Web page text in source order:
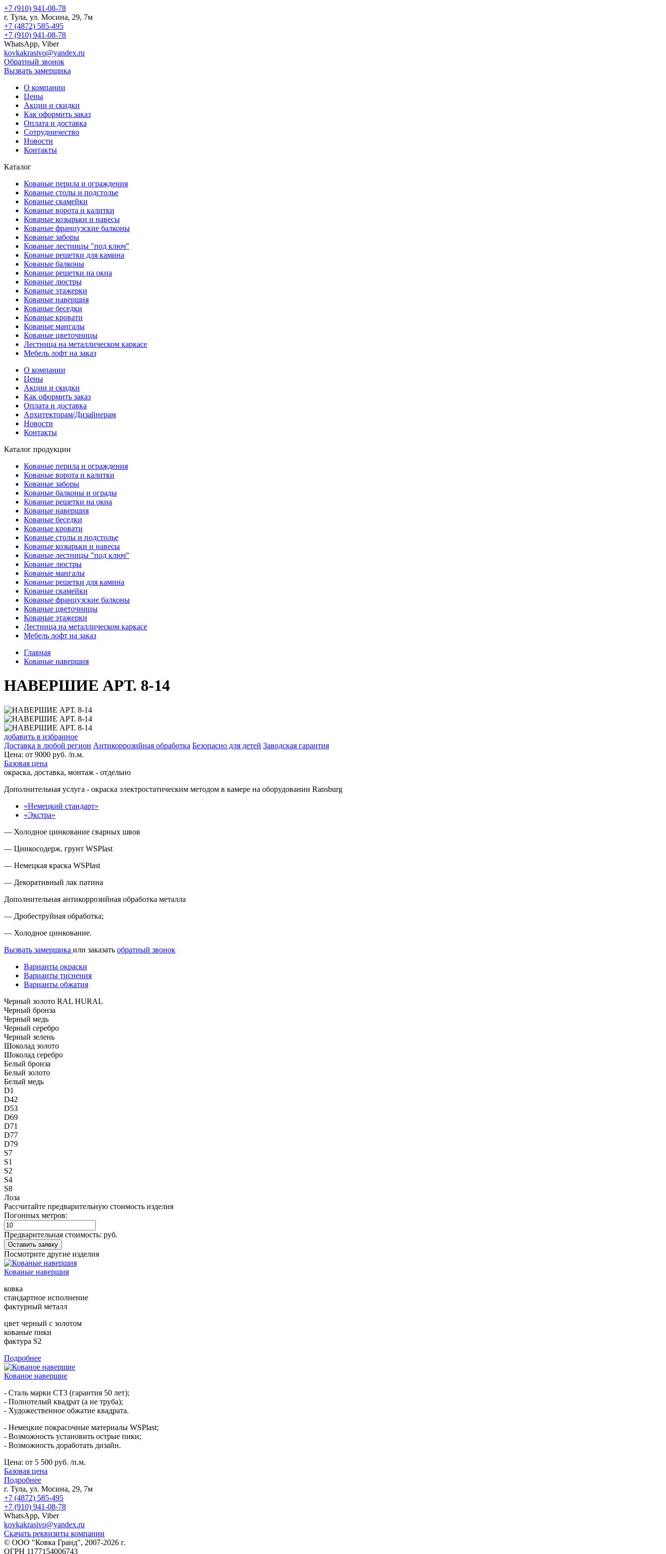
+7 (910) 941-08-78
г. Тула, ул. Мосина, 29, 7м
+7 (4872) 585-495
+7 (910) 941-08-78
WhatsApp, Viber
kovkakrasivo@yandex.ru
Обратный звонок
Вызвать замерщика
О компании
Цены
Акции и скидки
Как оформить заказ
Оплата и доставка
Сотрудничество
Новости
Контакты
Каталог
Кованые перила и ограждения
Кованые столы и подстолье
Кованые скамейки
Кованые ворота и калитки
Кованые козырьки и навесы
Кованые французские балконы
Кованые заборы
Кованые лестницы "под ключ"
Кованые решетки для камина
Кованые балконы
Кованые решетки на окна
Кованые люстры
Кованые этажерки
Кованые навершия
Кованые беседки
Кованые кровати
Кованые мангалы
Кованые цветочницы
Лестница на металлическом каркасе
Мебель лофт на заказ
О компании
Цены
Акции и скидки
Как оформить заказ
Оплата и доставка
Архитекторам/Дизайнерам
Новости
Контакты
Каталог продукции
Кованые перила и ограждения
Кованые ворота и калитки
Кованые заборы
Кованые балконы и ограды
Кованые решетки на окна
Кованые навершия
Кованые беседки
Кованые кровати
Кованые столы и подстолье
Кованые козырьки и навесы
Кованые лестницы "под ключ"
Кованые люстры
Кованые мангалы
Кованые решетки для камина
Кованые скамейки
Кованые французские балконы
Кованые цветочницы
Кованые этажерки
Лестница на металлическом каркасе
Мебель лофт на заказ
Главная
Кованые навершия
НАВЕРШИЕ АРТ. 8-14
добавить в избранное
Доставка в любой регион Антикоррозийная обработка Безопасно для детей Заводская гарантия
Цена: от 9000 руб. /п.м.
Базовая цена
окраска, доставка, монтаж - отдельно
Дополнительная услуга - окраска электростатическим методом в камере на оборудовании Ransburg
«Немецкий стандарт»
«Экстра»
— Холодное цинкование сварных швов
— Цинкосодерж. грунт WSPlast
— Немецкая краска WSPlast
— Декоративный лак патина
Дополнительная антикоррозийная обработка металла
— Дробеструйная обработка;
— Холодное цинкование.
Вызвать замерщика или заказать обратный звонок
Варианты окраски
Варианты тиснения
Варианты обжатия
Черный золото RAL HURAL
Черный бронза
Черный медь
Черный серебро
Черный зелень
Шоколад золото
Шоколад серебро
Белый бронза
Белый золото
Белый медь
D1
D42
D53
D69
D71
D77
D79
S7
S1
S2
S4
S8
Лоза
Рассчитайте предварительную стоимость изделия
Погонных метров:
Предварительная стоимость: руб.
Посмотрите другие изделия
Кованые навершия
ковка
стандартное исполнение
фактурный металл
цвет черный с золотом
кованые пики
фактура S2
Подробнее
Кованое навершие
- Сталь марки СТ3 (гарантия 50 лет);
- Полнотелый квадрат (а не труба);
- Художественное обжатие квадрата.
- Немецкие покрасочные материалы WSPlast;
- Возможность установить острые пики;
- Возможность доработать дизайн.
Цена: от 5 500 руб. /п.м.
Базовая цена
Подробнее
г. Тула, ул. Мосина, 29, 7м
+7 (4872) 585-495
+7 (910) 941-08-78
WhatsApp, Viber
kovkakrasivo@yandex.ru
Скачать реквизиты компании
© ООО "Ковка Гранд", 2007-2026 г.
ОГРН 1177154006743